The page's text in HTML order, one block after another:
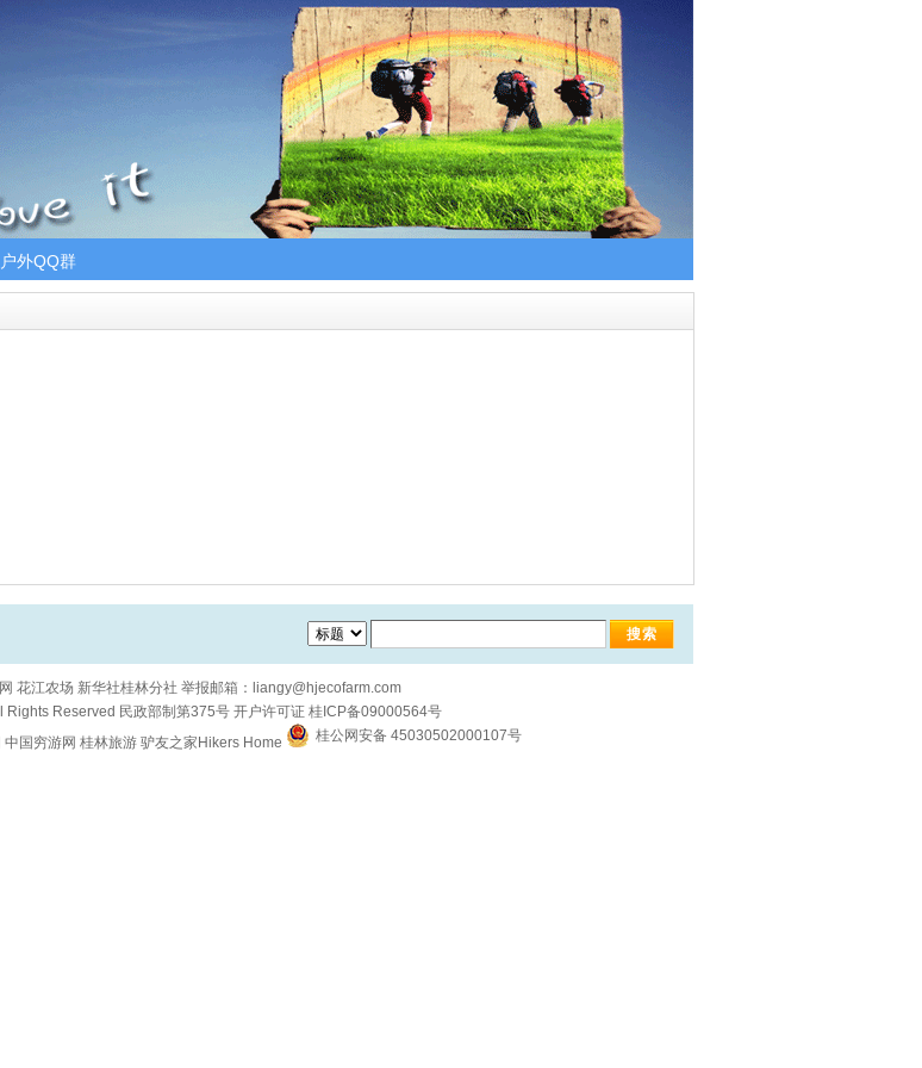
户外QQ群
花江农场 新华社桂林分社 举报邮箱： liangy@hjecofarm.com
Rights Reserved 民政部制第375号 开户许可证 桂ICP备09000564号
中国穷游网 桂林旅游 驴友之家Hikers Home 桂公网安备 45030502000107号